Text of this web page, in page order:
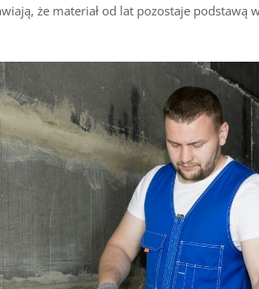
że materiał od lat pozostaje